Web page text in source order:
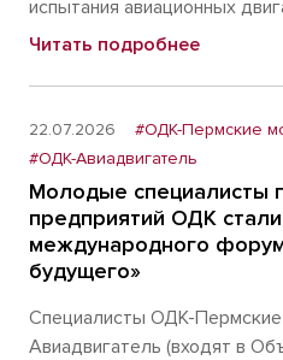
испытания авиационных
Читать подробнее
22.07.2026
#ОДК-Пермские
#ОДК-Авиадвигатель
Молодые специалисты
предприятий ОДК
международного
будущего»
Специалисты ОДК-
Авиадвигатель (входят в